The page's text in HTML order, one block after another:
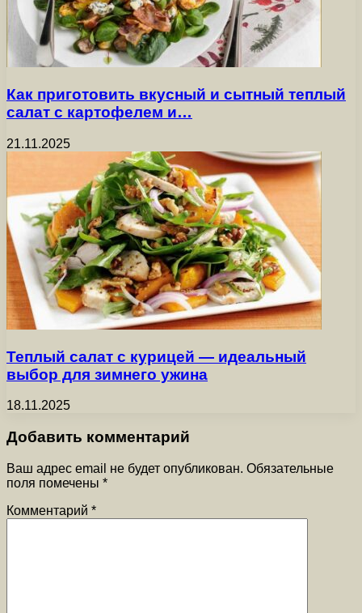
Как приготовить вкусный и сытный теплый
салат с картофелем и…
21.11.2025
Теплый салат с курицей — идеальный
выбор для зимнего ужина
18.11.2025
Добавить комментарий
Ваш адрес email не будет опубликован. Обязательные
поля помечены *
Комментарий *